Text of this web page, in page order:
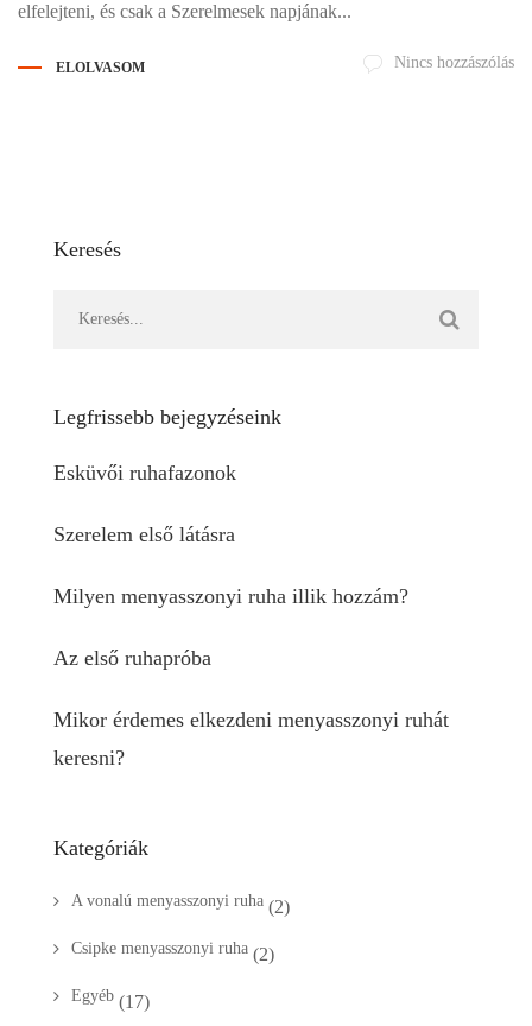
elfelejteni, és csak a Szerelmesek napjának...
ELOLVASOM Nincs hozzászólás
Keresés
Legfrissebb bejegyzéseink
Esküvői ruhafazonok
Szerelem első látásra
Milyen menyasszonyi ruha illik hozzám?
Az első ruhapróba
Mikor érdemes elkezdeni menyasszonyi ruhát
keresni?
Kategóriák
A vonalú menyasszonyi ruha (2)
Csipke menyasszonyi ruha (2)
Egyéb (17)